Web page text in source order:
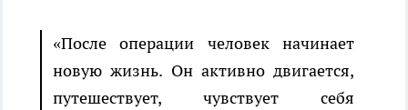
«После операции человек начинает
новую жизнь. Он активно двигается,
путешествует, чувствует себя